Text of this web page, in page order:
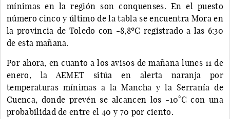
mínimas en la región son conquenses. En el puesto
número cinco y último de la tabla se encuentra Mora en
la provincia de Toledo con -8,8ºC registrado a las 6:30
de esta mañana.
Por ahora, en cuanto a los avisos de mañana lunes 11 de
enero, la AEMET sitúa en alerta naranja por
temperaturas mínimas a la Mancha y la Serranía de
Cuenca, donde prevén se alcancen los -10°C con una
probabilidad de entre el 40 y 70 por ciento.